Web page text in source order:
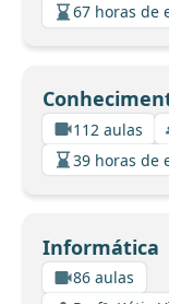
67 horas de
112 aulas
39 horas de
Informática
86 aulas